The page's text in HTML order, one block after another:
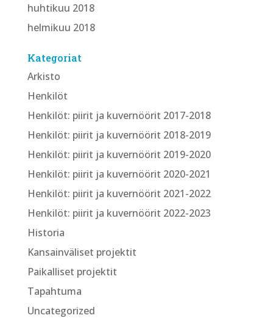
huhtikuu 2018
helmikuu 2018
Kategoriat
Arkisto
Henkilöt
Henkilöt: piirit ja kuvernöörit 2017-2018
Henkilöt: piirit ja kuvernöörit 2018-2019
Henkilöt: piirit ja kuvernöörit 2019-2020
Henkilöt: piirit ja kuvernöörit 2020-2021
Henkilöt: piirit ja kuvernöörit 2021-2022
Henkilöt: piirit ja kuvernöörit 2022-2023
Historia
Kansainväliset projektit
Paikalliset projektit
Tapahtuma
Uncategorized